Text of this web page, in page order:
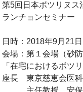
第5回日本ボツリヌ
ランチョンセミナー
日時：2018年9月21
会場：第１会場（砂
「在宅におけるボツ
座長　東京慈恵会医
主任教授　安保